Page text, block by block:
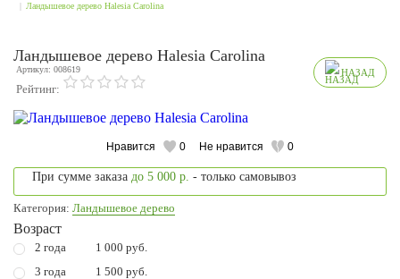
Ландышевое дерево Halesia Carolina
Ландышевое дерево Halesia Carolina
Артикул: 008619
Рейтинг:
НАЗАД
Нравится 0 Не нравится 0
При сумме заказа до 5 000 р. - только самовывоз
Категория: Ландышевое дерево
Возраст
2 года
1 000 руб.
3 года
1 500 руб.